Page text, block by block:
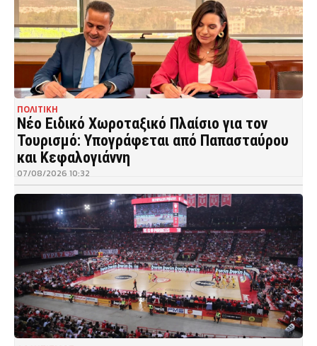
ΠΟΛΙΤΙΚΗ
Νέο Ειδικό Χωροταξικό Πλαίσιο για τον
Τουρισμό: Υπογράφεται από Παπασταύρου
και Κεφαλογιάννη
07/08/2026 10:32